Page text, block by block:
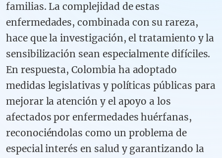
familias. La complejidad de estas
enfermedades, combinada con su rareza,
hace que la investigación, el tratamiento y la
sensibilización sean especialmente difíciles.
En respuesta, Colombia ha adoptado
medidas legislativas y políticas públicas para
mejorar la atención y el apoyo a los
afectados por enfermedades huérfanas,
reconociéndolas como un problema de
especial interés en salud y garantizando la